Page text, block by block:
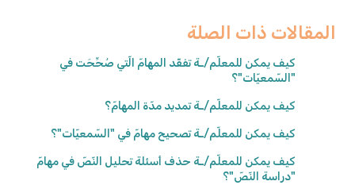
المقالات ذات الصلة
كيف يمكن للمعلّم/ـة تفقّد المهامّ الّتي صُحِّحَت في
"السّمعيّات"؟
كيف يمكن للمعلّم/ـة تمديد مدّة المهامّ؟
كيف يمكن للمعلّم/ـة تصحيح مهامّ في "السّمعيّات"؟
كيف يمكن للمعلّم/ـة حذف أسئلة تحليل النّصّ في مهامّ
"دراسة النّصّ"؟